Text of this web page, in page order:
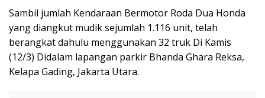
Sambil jumlah Kendaraan Bermotor Roda Dua Honda
yang diangkut mudik sejumlah 1.116 unit, telah
berangkat dahulu menggunakan 32 truk Di Kamis
(12/3) Didalam lapangan parkir Bhanda Ghara Reksa,
Kelapa Gading, Jakarta Utara.